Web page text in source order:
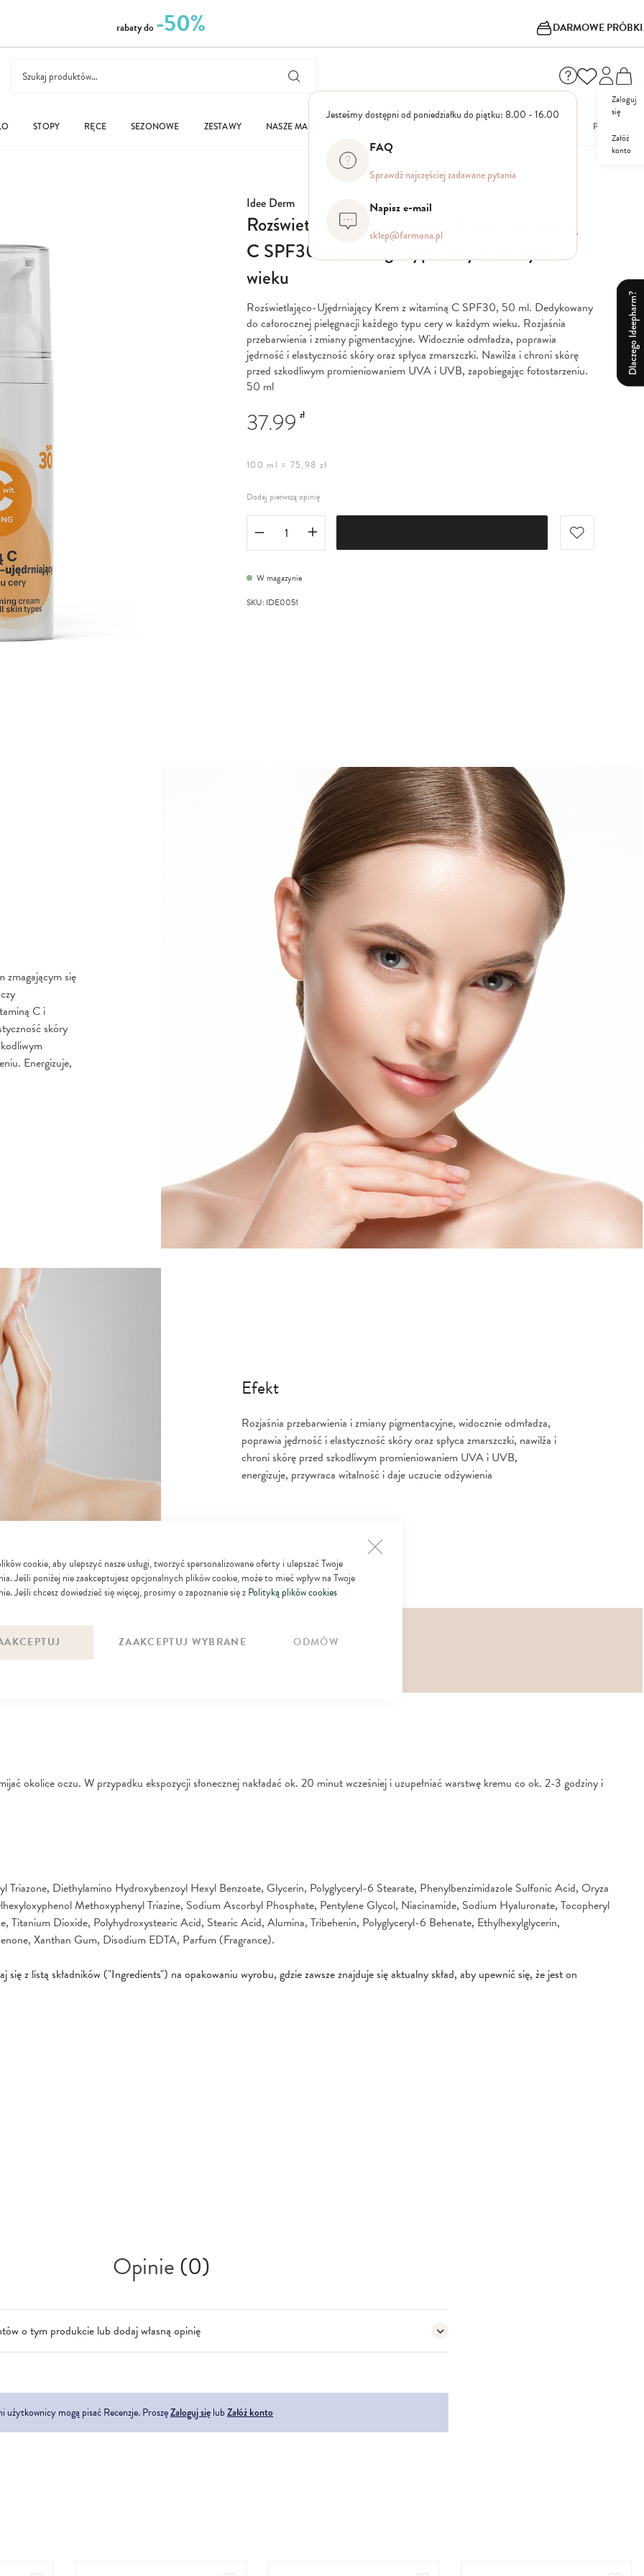
cookie, aby ulepszyć nasze usługi, tworzyć spersonalizowane oferty i ulepszać Twoje
Jeśli poniżej nie zaakceptujesz opcjonalnych plików cookie, może to mieć wpływ na Twoje
Jeśli chcesz dowiedzieć się więcej, prosimy o zapoznanie się zPolityką plików cookies
ZAAKCEPTUJ WYBRANE ODMÓW
rabaty do -50% DARMOWE PRÓBKI
Jesteśmy dostępni od poniedziałku do piątku: 8.00 - 16.00
FAQ
Sprawdź najczęściej zadawane pytania
Napisz e-mail
sklep@farmona.pl
Zaloguj
się
Załóż
konto
Dlaczego Ideepharm?
STOPY RĘCE SEZONOWE ZESTAWY NASZE MARKI PROMOCJE
Idee Derm
Rozświetlająco-Ujędrniający Krem z witaminą
C SPF30 do każdego typu cery w każdym
wieku
Rozświetlająco-Ujędrniający Krem z witaminą C SPF30, 50 ml. Dedykowany
do całorocznej pielęgnacji każdego typu cery w każdym wieku. Rozjaśnia
przebarwienia i zmiany pigmentacyjne. Widocznie odmładza, poprawia
jędrność i elastyczność skóry oraz spłyca zmarszczki. Nawilża i chroni skórę
przed szkodliwym promieniowaniem UVA i UVB, zapobiegając fotostarzeniu.
50 ml
37.99 zł
100 ml = 75,98 zł
Dodaj pierwszą opinię
W magazynie
SKU: IDE0051
zmagającym się
C i
skóry
Energizuje,
Efekt
Rozjaśnia przebarwienia i zmiany pigmentacyjne, widocznie odmładza,
poprawia jędrność i elastyczność skóry oraz spłyca zmarszczki, nawilża i
chroni skórę przed szkodliwym promieniowaniem UVA i UVB,
energizuje, przywraca witalność i daje uczucie odżywienia
Składniki aktywne
witamina C, witamina E, kwas hialuronowy
okolice oczu. W przypadku ekspozycji słonecznej nakładać ok. 20 minut wcześniej i uzupełniać warstwę kremu co ok. 2-3 godziny i
Diethylamino Hydroxybenzoyl Hexyl Benzoate, Glycerin, Polyglyceryl-6 Stearate, Phenylbenzimidazole Sulfonic Acid, Oryza
Methoxyphenyl Triazine, Sodium Ascorbyl Phosphate, Pentylene Glycol, Niacinamide, Sodium Hyaluronate, Tocopheryl
Titanium Dioxide, Polyhydroxystearic Acid, Stearic Acid, Alumina, Tribehenin, Polyglyceryl-6 Behenate, Ethylhexylglycerin,
Xanthan Gum, Disodium EDTA, Parfum (Fragrance).
z listą składników ("Ingredients") na opakowaniu wyrobu, gdzie zawsze znajduje się aktualny skład, aby upewnić się, że jest on
Opinie(0)
o tym produkcie lub dodaj własną opinię
użytkownicy mogą pisać Recenzje. ProszęZaloguj się lub Załóż konto